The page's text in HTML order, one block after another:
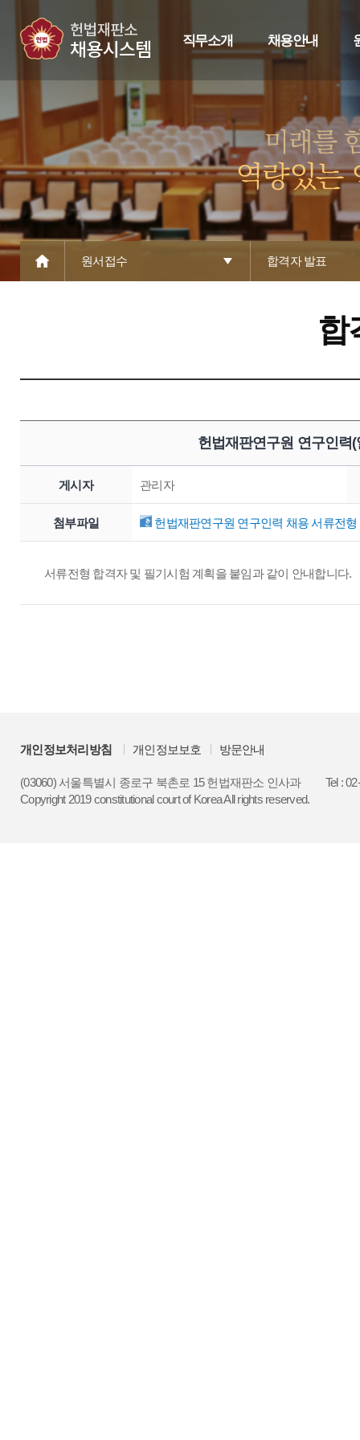
직무소개 채용안내
원서접수 합격자 발표
합
헌법재판연구원 연구인력
게시자 관리자
첨부파일 헌법재판연구원 연구인력 채용 서류전형
서류전형 합격자 및 필기시험 계획을 붙임과 같이 안내합니다.
개인정보처리방침 개인정보보호 방문안내
(03060) 서울특별시 종로구 북촌로 15 헌법재판소 인사과
Tel :
Copyright 2019 constitutional court of Korea All rights reserved.